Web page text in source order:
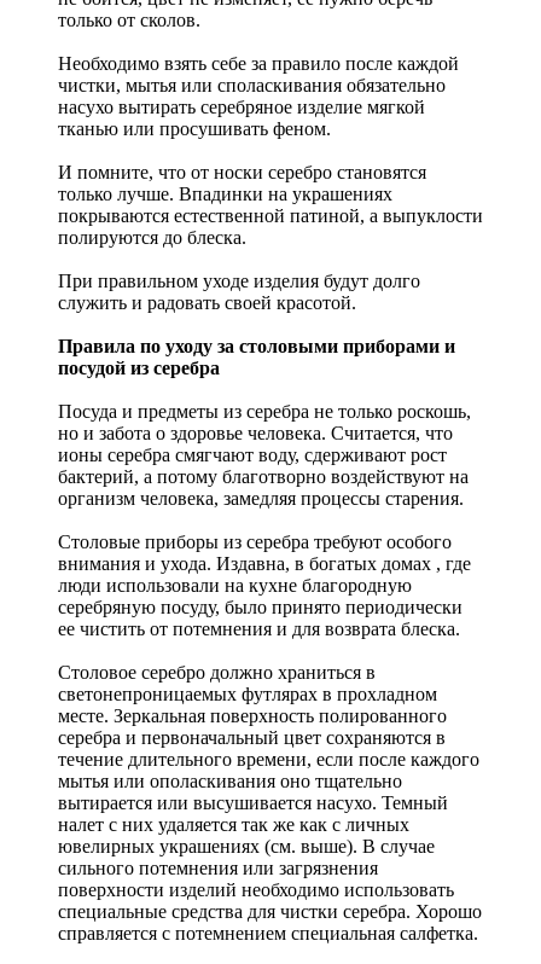
только от сколов.
Необходимо взять себе за правило после каждой
чистки, мытья или споласкивания обязательно
насухо вытирать серебряное изделие мягкой
тканью или просушивать феном.
И помните, что от носки серебро становятся
только лучше. Впадинки на украшениях
покрываются естественной патиной, а выпуклости
полируются до блеска.
При правильном уходе изделия будут долго
служить и радовать своей красотой.
Правила по уходу за столовыми приборами и
посудой из серебра
Посуда и предметы из серебра не только роскошь,
но и забота о здоровье человека. Считается, что
ионы серебра смягчают воду, сдерживают рост
бактерий, а потому благотворно воздействуют на
организм человека, замедляя процессы старения.
Столовые приборы из серебра требуют особого
внимания и ухода. Издавна, в богатых домах , где
люди использовали на кухне благородную
серебряную посуду, было принято периодически
ее чистить от потемнения и для возврата блеска.
Столовое серебро должно храниться в
светонепроницаемых футлярах в прохладном
месте. Зеркальная поверхность полированного
серебра и первоначальный цвет сохраняются в
течение длительного времени, если после каждого
мытья или ополаскивания оно тщательно
вытирается или высушивается насухо. Темный
налет с них удаляется так же как с личных
ювелирных украшениях (см. выше). В случае
сильного потемнения или загрязнения
поверхности изделий необходимо использовать
специальные средства для чистки серебра. Хорошо
справляется с потемнением специальная салфетка.